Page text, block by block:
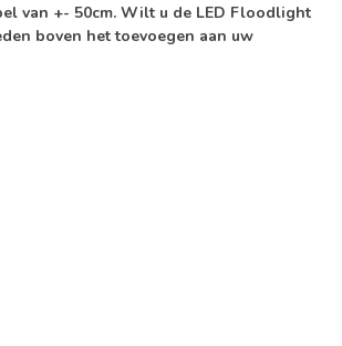
van +- 50cm. Wilt u de LED Floodlight
boven het toevoegen aan uw